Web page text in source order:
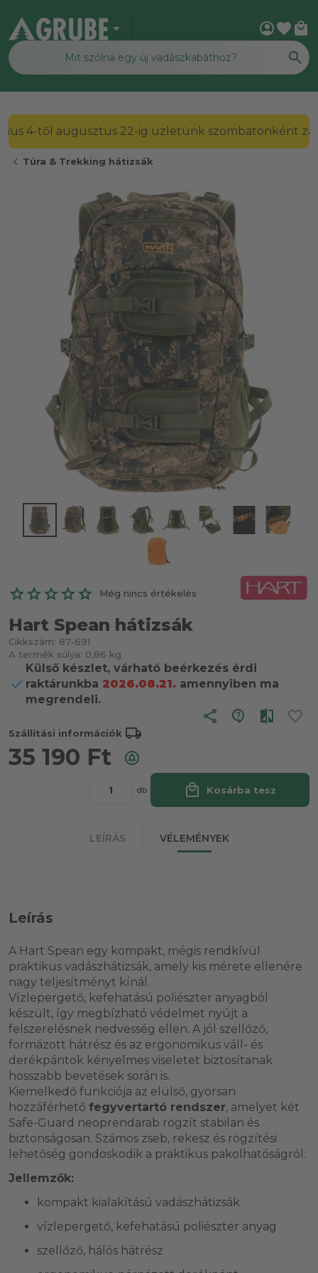
arrow_drop_down account_circlefavorite local_mall
2026. július 4-től augusztus 22-ig üzletünk
chevron_left Túra & Trekking hátizsák
Még nincs értékelés
Hart Spean hátizsák
Cikkszám: 87-691
A termék súlya: 0,86 kg
Külső készlet, várható beérkezés érdi
raktárunkba 2026.08.21. amennyiben ma
megrendeli.
share
Szállítási információk local_shipping
35 190 Ft
db local_mall Kosárba tesz
LEÍRÁS VÉLEMÉNYEK
Leírás
A Hart Spean egy kompakt, mégis rendkívül
praktikus vadászhátizsák, amely kis mérete ellenére
nagy teljesítményt kínál.
Vízlepergető, kefehatású poliészter anyagból
készült, így megbízható védelmet nyújt a
felszerelésnek nedvesség ellen. A jól szellőző,
formázott hátrész és az ergonomikus váll- és
derékpántok kényelmes viseletet biztosítanak
hosszabb bevetések során is.
Kiemelkedő funkciója az elülső, gyorsan
hozzáférhető fegyvertartó rendszer, amelyet két
Safe-Guard neoprendarab rögzít stabilan és
biztonságosan. Számos zseb, rekesz és rögzítési
lehetőség gondoskodik a praktikus pakolhatóságról.
Jellemzők:
kompakt kialakítású vadászhátizsák
vízlepergető, kefehatású poliészter anyag
szellőző, hálós hátrész